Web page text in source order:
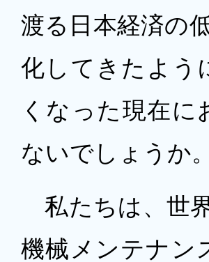
渡る日本経済の
化してきたよう
くなった現在
ないでしょうか。
私たちは、世
機械メンテナン